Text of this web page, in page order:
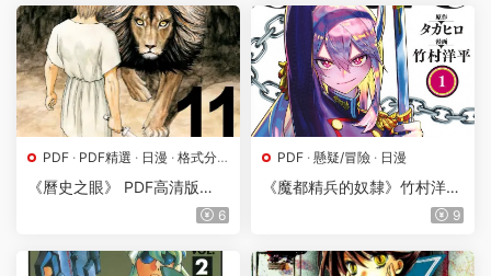
PDF · PDF精選 · 日漫 · 格式分
類·格鬥 ·
《曆史之眼》 PDF高清版
6
PDF · 懸疑/冒險 · 日漫
《魔都精兵的奴隸》竹村洋平
創作 PDF版資源下載【01-15
【電子版漫畫】
9